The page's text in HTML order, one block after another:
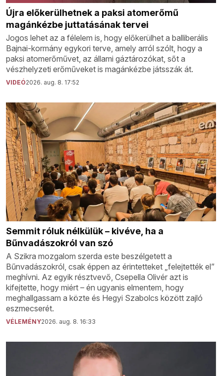
Újra előkerülhetnek a paksi atomerőmű
magánkézbe juttatásának tervei
Jogos lehet az a félelem is, hogy előkerülhet a balliberális
Bajnai-kormány egykori terve, amely arról szólt, hogy a
paksi atomerőművet, az állami gáztározókat, sőt a
vészhelyzeti erőműveket is magánkézbe játsszák át.
VIDEÓ2026. aug. 8. 17:52
Semmit róluk nélkülük – kivéve, ha a
Bűnvadászokról van szó
A Szikra mozgalom szerda este beszélgetett a
Bűnvadászokról, csak éppen az érintetteket „felejtették el”
meghívni. Az egyik résztvevő, Csepella Olivér azt is
kifejtette, hogy miért – én ugyanis elmentem, hogy
meghallgassam a közte és Hegyi Szabolcs között zajló
eszmecserét.
VÉLEMÉNY2026. aug. 8. 16:33